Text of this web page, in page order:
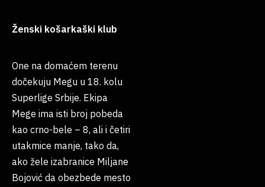
Ženski košarkaški klub
One na domaćem terenu
dočekuju Megu u 18. kolu
Superlige Srbije. Ekipa
Mege ima isti broj pobeda
kao crno-bele – 8, ali i četiri
utakmice manje, tako da,
ako žele izabranice Miljane
Bojović da obezbede mesto